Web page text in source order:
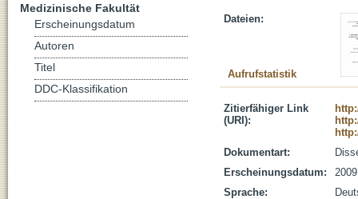
Dateien:
Aufrufstatistik
Zitierfähiger Link
(URI):
Dokumentart:
Erscheinungsdatum:
2009
Sprache:
Medizinische Fakultät
Erscheinungsdatum
Autoren
Titel
DDC-Klassifikation